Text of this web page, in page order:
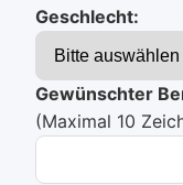
Geschlecht:
Gewünschter
(Maximal 10